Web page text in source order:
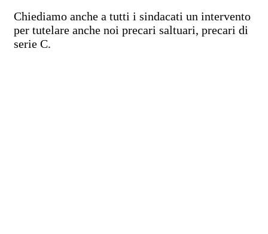
Chiediamo anche a tutti i sindacati un intervento
per tutelare anche noi precari saltuari, precari di
serie C.